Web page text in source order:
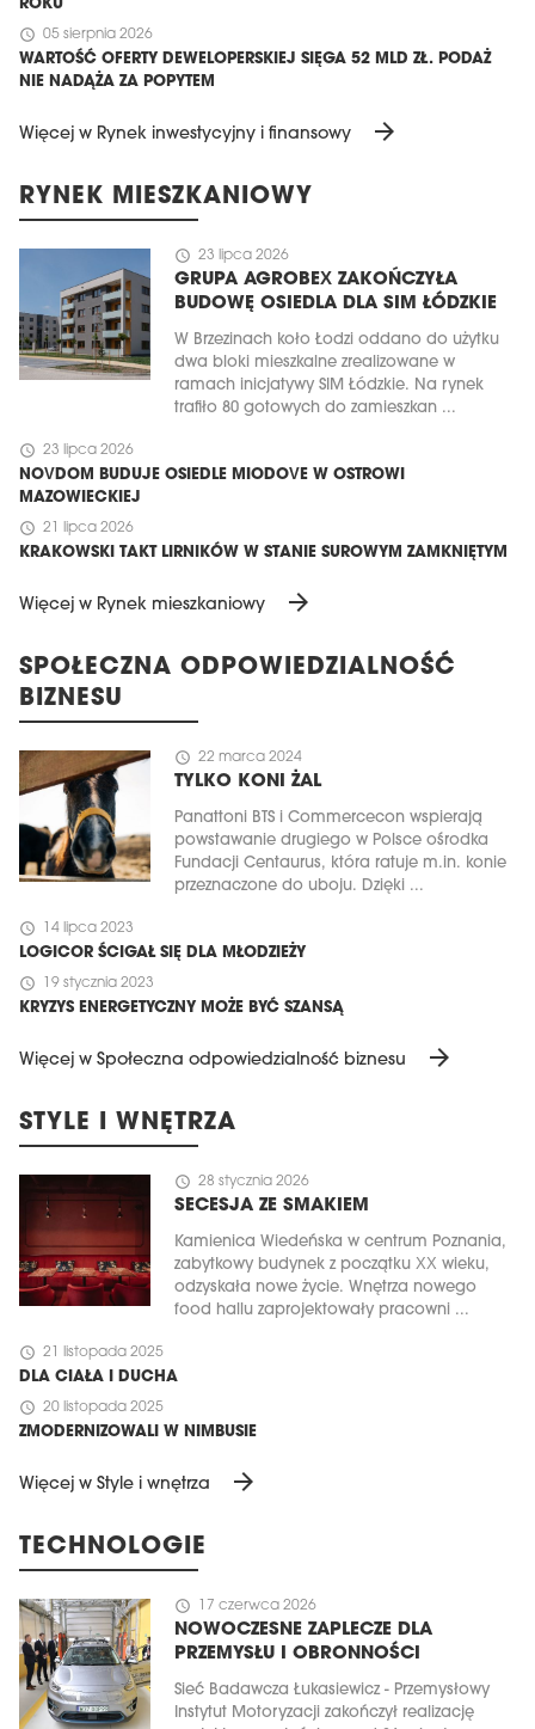
ROKU
schedule 05 sierpnia 2026
WARTOŚĆ OFERTY DEWELOPERSKIEJ SIĘGA 52 MLD ZŁ. PODAŻ
NIE NADĄŻA ZA POPYTEM
Więcej w Rynek inwestycyjny i finansowy arrow_forward
RYNEK MIESZKANIOWY
schedule 23 lipca 2026
GRUPA AGROBEX ZAKOŃCZYŁA
BUDOWĘ OSIEDLA DLA SIM ŁÓDZKIE
W Brzezinach koło Łodzi oddano do użytku
dwa bloki mieszkalne zrealizowane w
ramach inicjatywy SIM Łódzkie. Na rynek
trafiło 80 gotowych do zamieszkan ...
schedule 23 lipca 2026
NOVDOM BUDUJE OSIEDLE MIODOVE W OSTROWI
MAZOWIECKIEJ
schedule 21 lipca 2026
KRAKOWSKI TAKT LIRNIKÓW W STANIE SUROWYM ZAMKNIĘTYM
Więcej w Rynek mieszkaniowy arrow_forward
SPOŁECZNA ODPOWIEDZIALNOŚĆ
BIZNESU
schedule 22 marca 2024
TYLKO KONI ŻAL
Panattoni BTS i Commercecon wspierają
powstawanie drugiego w Polsce ośrodka
Fundacji Centaurus, która ratuje m.in. konie
przeznaczone do uboju. Dzięki ...
schedule 14 lipca 2023
LOGICOR ŚCIGAŁ SIĘ DLA MŁODZIEŻY
schedule 19 stycznia 2023
KRYZYS ENERGETYCZNY MOŻE BYĆ SZANSĄ
Więcej w Społeczna odpowiedzialność biznesu arrow_forward
STYLE I WNĘTRZA
schedule 28 stycznia 2026
SECESJA ZE SMAKIEM
Kamienica Wiedeńska w centrum Poznania,
zabytkowy budynek z początku XX wieku,
odzyskała nowe życie. Wnętrza nowego
food hallu zaprojektowały pracowni ...
schedule 21 listopada 2025
DLA CIAŁA I DUCHA
schedule 20 listopada 2025
ZMODERNIZOWALI W NIMBUSIE
Więcej w Style i wnętrza arrow_forward
TECHNOLOGIE
schedule 17 czerwca 2026
NOWOCZESNE ZAPLECZE DLA
PRZEMYSŁU I OBRONNOŚCI
Sieć Badawcza Łukasiewicz - Przemysłowy
Instytut Motoryzacji zakończył realizację